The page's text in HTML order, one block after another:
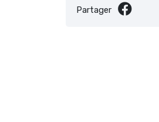
Partager